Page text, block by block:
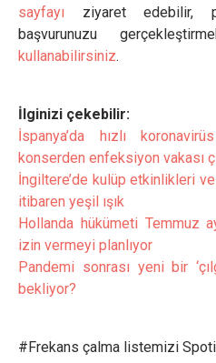
sayfayı ziyaret edebilir,
başvurunuzu
kullanabilirsiniz.
İlginizi çekebilir:
İspanya’da hızlı
konserden enfeksiyon vakası
İngiltere’de kulüp etkinlikleri
itibaren yeşil ışık
Hollanda hükümeti Temmuz
izin vermeyi planlıyor
Pandemi sonrası yeni bir
bekliyor?
#Frekans çalma listemizi